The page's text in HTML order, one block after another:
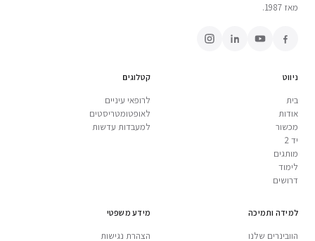
מאז 1987.
ניווט
בית
אודות
מכשור
יד 2
מותגים
לימוד
דרושים
קטלוגים
לרופאי עיניים
לאופטומטריסטים
למעבדות עדשות
למידה ותמיכה
הוובינרים שלנו
מידע משפטי
הצהרת נגישות